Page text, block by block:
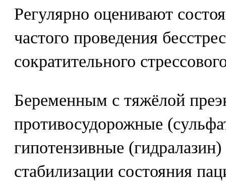
Регулярно оценивают
частого проведения
сократительного
Беременным с тяжёлой
противосудорожные
гипотензивные
стабилизации состояния